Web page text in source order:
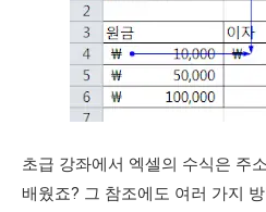
초급 강좌에서 엑셀의 수식은 주
배웠죠? 그 참조에도 여러 가지